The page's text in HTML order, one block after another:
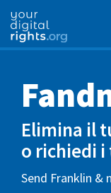
Elimina il
o richiedi
Send Franklin &